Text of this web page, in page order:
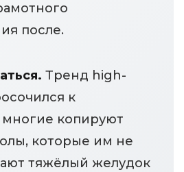
после.
Тренд high-
к
копируют
которые им не
тяжёлый желудок